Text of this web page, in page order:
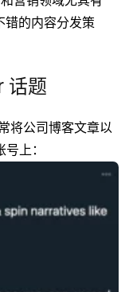
的内容分发策
话题
将公司博客文章以
上：